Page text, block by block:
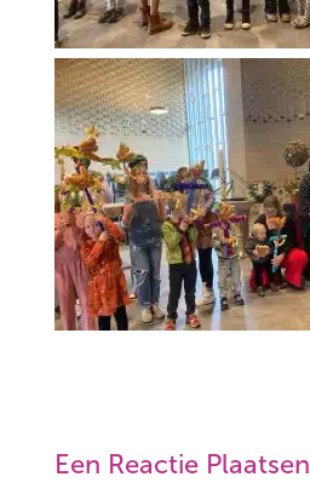
Een Reactie Plaatsen